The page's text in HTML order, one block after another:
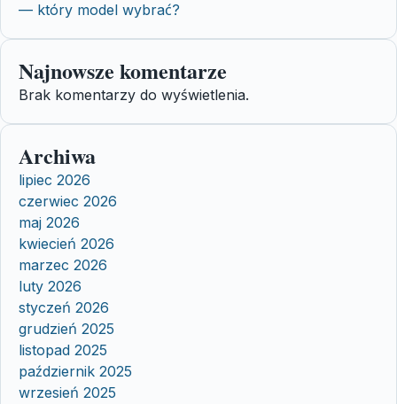
— który model wybrać?
Najnowsze komentarze
Brak komentarzy do wyświetlenia.
Archiwa
lipiec 2026
czerwiec 2026
maj 2026
kwiecień 2026
marzec 2026
luty 2026
styczeń 2026
grudzień 2025
listopad 2025
październik 2025
wrzesień 2025